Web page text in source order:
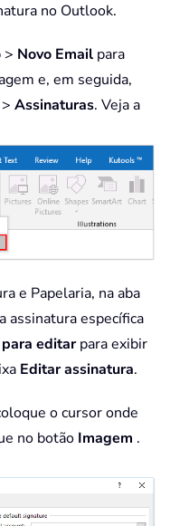
no Outlook.
> Novo Email para
e, em seguida,
> Assinaturas. Veja a
e Papelaria, na aba
assinatura específica
editarpara exibir
Editar assinatura.
o cursor onde
no botão Imagem .